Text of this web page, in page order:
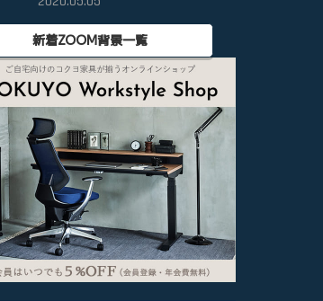
新着ZOOM背景一覧